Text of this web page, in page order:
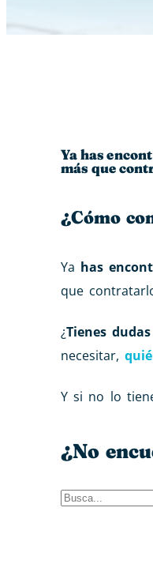
Ya has
más que
¿Cómo
Ya has
que
¿Tienes
necesitar,
Y si no lo
¿No